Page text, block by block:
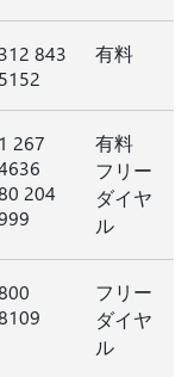
312 843
5152
有料
1 267
204
有料
フリー
ダイヤ
ル
フリー
ダイヤ
ル